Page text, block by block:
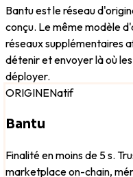
Bantu est le réseau
conçu. Le même modèle
réseaux supplémentaires
détenir et envoyer là où
déployer.
ORIGINENatif
Bantu
Finalité en moins de 5 s.
marketplace on-chain,